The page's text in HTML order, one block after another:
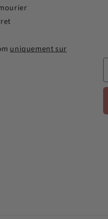
uniquement sur